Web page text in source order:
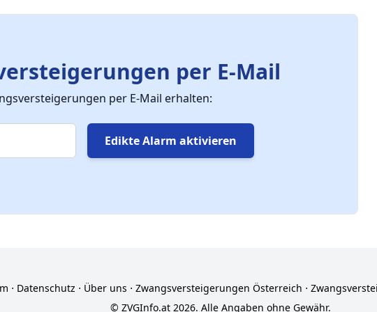
per E-Mail
per E-Mail erhalten:
Edikte Alarm aktivieren
⋅ Datenschutz ⋅ Über uns ⋅ Zwangsversteigerungen Österreich ⋅
© ZVGInfo.at 2026. Alle Angaben ohne Gewähr.